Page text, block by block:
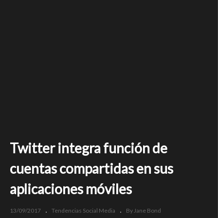
Twitter integra función de
cuentas compartidas en sus
aplicaciones móviles
13/09/2017 Tendencias Social Media
By Jane Bond